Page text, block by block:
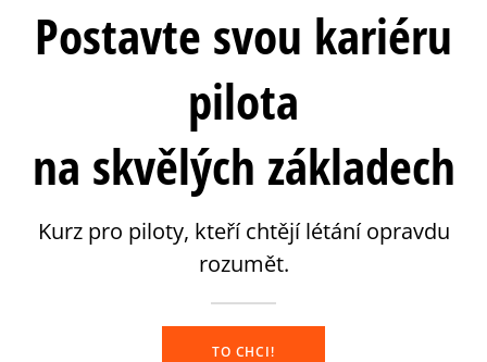
Postavte svou kariéru
pilota
na skvělých základech
Kurz pro piloty, kteří chtějí létání opravdu
rozumět.
TO CHCI!